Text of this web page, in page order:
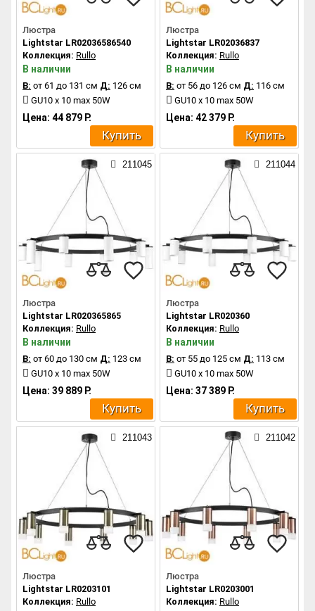
Люстра
Lightstar LR02036586540
Коллекция: Rullo
В наличии
В: от 61 до 131 см Д: 126 см
GU10 x 10 max 50W
Цена: 44 879 Р.
Купить
Люстра
Lightstar LR02036837
Коллекция: Rullo
В наличии
В: от 56 до 126 см Д: 116 см
GU10 x 10 max 50W
Цена: 42 379 Р.
Купить
211045
Люстра
Lightstar LR020365865
Коллекция: Rullo
В наличии
В: от 60 до 130 см Д: 123 см
GU10 x 10 max 50W
Цена: 39 889 Р.
Купить
211044
Люстра
Lightstar LR020360
Коллекция: Rullo
В наличии
В: от 55 до 125 см Д: 113 см
GU10 x 10 max 50W
Цена: 37 389 Р.
Купить
211043
Люстра
Lightstar LR0203101
Коллекция: Rullo
211042
Люстра
Lightstar LR0203001
Коллекция: Rullo